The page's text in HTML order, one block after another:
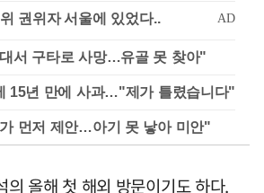
서 구타로 사망…유골 못 찾아"
15년 만에 사과…"제가 틀렸습니다"
먼저 제안…아기 못 낳아 미안"
의 올해 첫 해외 방문이기도 하다.